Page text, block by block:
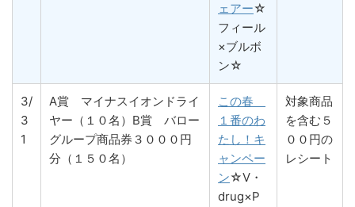
ェアー☆
フィール
×ブルボ
ン☆
3/
3
1
A賞 マイナスイオンドライ
ヤー（１０名）B賞 バロー
グループ商品券３０００円
分（１５０名）
この春
１番のわ
たし！キ
ャンペー
ン☆V・
drug×P
対象商品
を含む５
００円の
レシート